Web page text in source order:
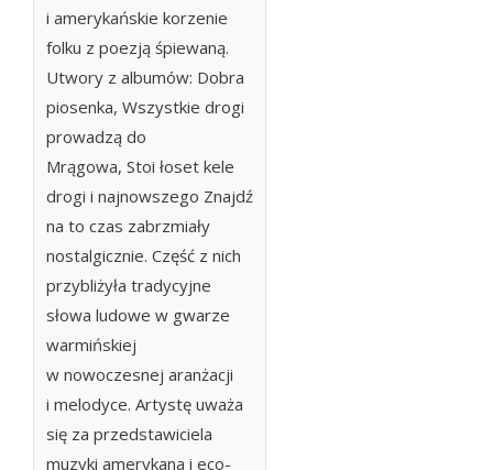
i amerykańskie korzenie
folku z poezją śpiewaną.
Utwory z albumów: Dobra
piosenka, Wszystkie drogi
prowadzą do
Mrągowa, Stoi łoset kele
drogi i najnowszego Znajdź
na to czas zabrzmiały
nostalgicznie. Część z nich
przybliżyła tradycyjne
słowa ludowe w gwarze
warmińskiej
w nowoczesnej aranżacji
i melodyce. Artystę uważa
się za przedstawiciela
muzyki amerykana i eco-